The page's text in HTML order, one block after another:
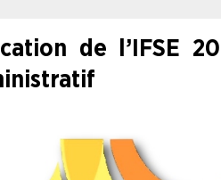
de l’IFSE